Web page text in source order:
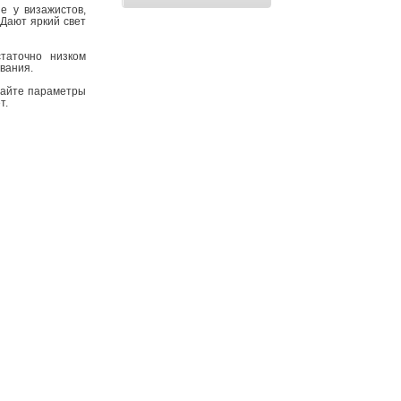
у визажистов,
яркий свет
низком
параметры